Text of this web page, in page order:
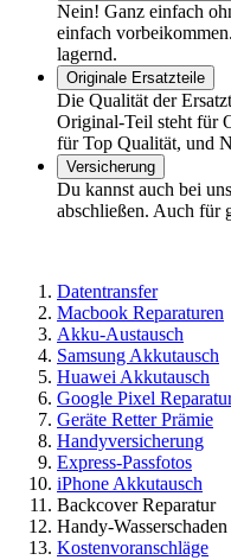
Nein! Ganz einfach
einfach
lagernd.
Originale Ersatzteile
Die Qualität der
Original-Teil steht für
für Top Qualität, und
Versicherung
Du kannst auch bei
abschließen. Auch für
Datentransfer
Macbook Reparaturen
Akku-Austausch
Samsung Akkutausch
Huawei Akkutausch
Google Pixel
Geräte Retter Prämie
Handyversicherung
Express-Passfotos
iPhone Akkutausch
Backcover Reparatur
Handy-Wasserschaden
Kostenvoranschläge